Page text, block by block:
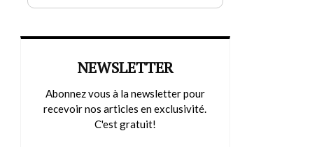
NEWSLETTER
Abonnez vous à la newsletter pour
recevoir nos articles en exclusivité.
C'est gratuit!